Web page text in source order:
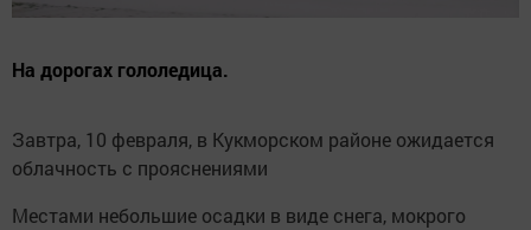
На дорогах гололедица.
Завтра, 10 февраля, в Кукморском районе ожидается
облачность с прояснениями
Местами небольшие осадки в виде снега, мокрого